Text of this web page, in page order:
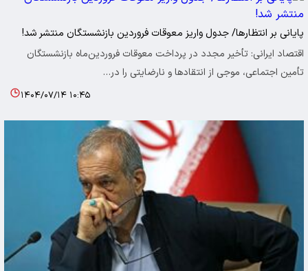
پایانی بر انتظارها/ جدول واریز معوقات فروردین بازنشستگان منتشر شد!
اقتصاد ایرانی: تأخیر مجدد در پرداخت معوقات فروردین‌ماه بازنشستگان
تأمین اجتماعی، موجی از انتقادها و نارضایتی را در…
۱۴۰۴/۰۷/۱۴ ۱۰:۴۵